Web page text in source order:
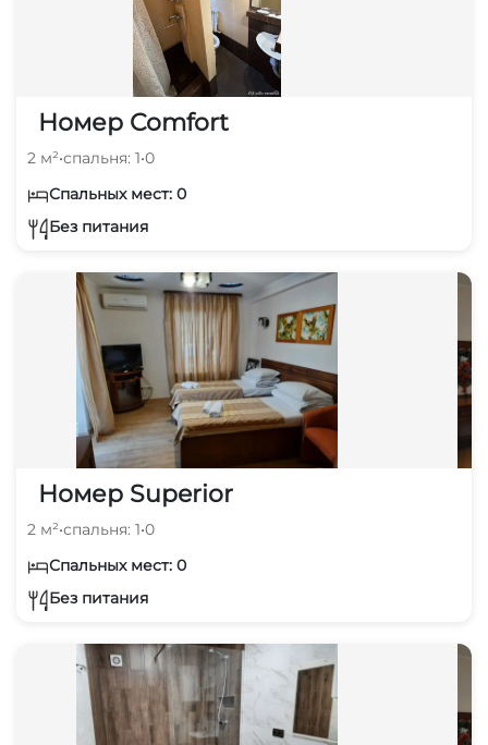
Номер Comfort
2 м²•спальня: 1•0
Спальных мест: 0
Без питания
Номер Superior
2 м²•спальня: 1•0
Спальных мест: 0
Без питания